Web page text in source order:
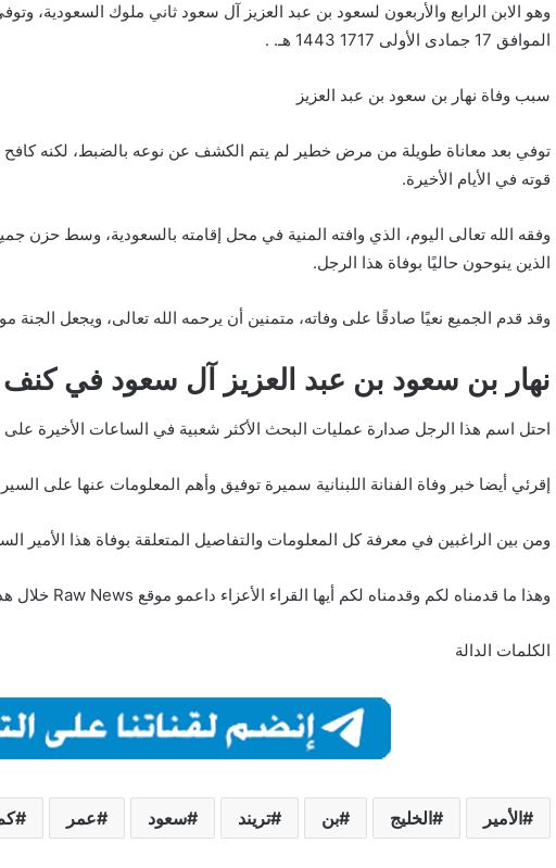
الموافق 17 جمادى الأولى 1717 1443 هـ. .
سبب وفاة نهار بن سعود بن عبد العزيز
توفي بعد معاناة طويلة من مرض خطير لم يتم الكشف عن نوعه بالضبط، لكنه كافح
قوته في الأيام الأخيرة.
وفقه الله تعالى اليوم، الذي وافته المنية في محل إقامته بالسعودية، وسط حزن
الذين ينوحون حاليًا بوفاة هذا الرجل.
وقد قدم الجميع نعيًا صادقًا على وفاته، متمنين أن يرحمه الله تعالى، ويجعل الجنة
نهار بن سعود بن عبد العزيز آل سعود في كنف
احتل اسم هذا الرجل صدارة عمليات البحث الأكثر شعبية في الساعات الأخيرة
إقرئي أيضا خبر وفاة الفنانة اللبنانية سميرة توفيق وأهم المعلومات عنها على
ومن بين الراغبين في معرفة كل المعلومات والتفاصيل المتعلقة بوفاة هذا الأمير
وهذا ما قدمناه لكم وقدمناه لكم أيها القراء الأعزاء داعمو موقع Raw News خلال هذا التقرير بكافة التفاصيل موجزة وكاملة.
الكلمات الدالة
الأمير الخليج بن تريند سعود عمر